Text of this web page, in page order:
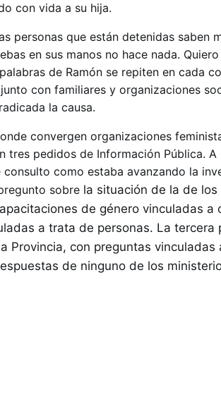
con vida a su hija.
personas que están detenidas saben
en sus manos no hace nada.
de Ramón se repiten en cada
con familiares y organizaciones
la causa.
convergen organizaciones
pedidos de Información Pública. A
como estaba avanzando la
sobre la situación de la de los
de género vinculadas a
a trata de personas. La tercera
Provincia, con preguntas vinculadas
de ninguno de los